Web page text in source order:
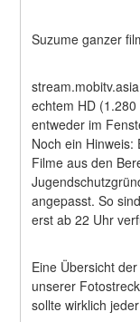
Suzume ganzer
echtem HD
entweder im
Noch ein Hinweis:
Filme aus den
angepasst. So
erst ab 22 Uhr
Eine Übersicht
unserer
sollte wirklich